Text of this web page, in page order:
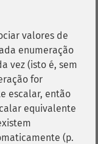
valores de
enumeração
vez (isto é, sem
for
escalar, então
equivalente
(p.